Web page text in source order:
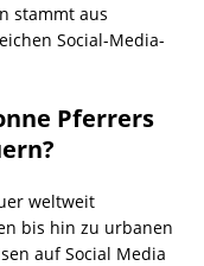
stammt aus
Social-Media-
Pferrers
weltweit
bis hin zu urbanen
auf Social Media